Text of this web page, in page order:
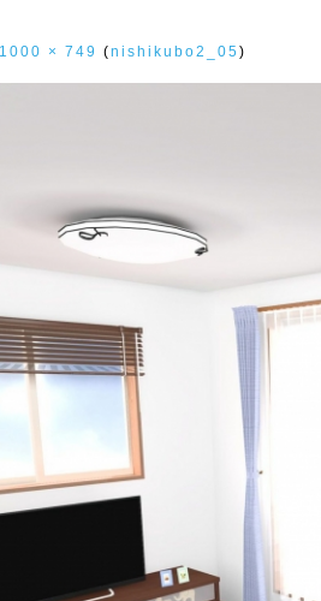
1000 × 749 (nishikubo2_05 )